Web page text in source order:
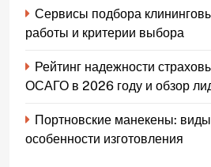
Сервисы подбора
работы и критерии выбора
Рейтинг надежности
ОСАГО в 2026 году и обзор
Портновские манекены:
особенности изготовления